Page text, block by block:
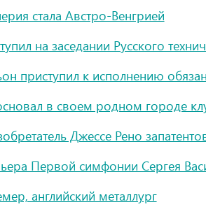
стала Австро-Венгрией
на заседании Русского
приступил к исполнению
в своем родном городе
Джессе Рено
Первой симфонии Сергея
английский металлург